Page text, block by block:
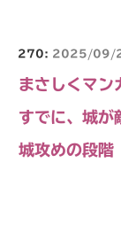
270: 2025/09/
まさしくマン
すでに、城が
城攻めの段階